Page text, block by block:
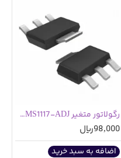
رگولاتور متغیر AMS1117-ADJ اس ام دی SOT223
98,000ریال
اضافه به سبد خرید